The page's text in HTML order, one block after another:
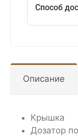
Способ
Описание
Крышка
Дозатор